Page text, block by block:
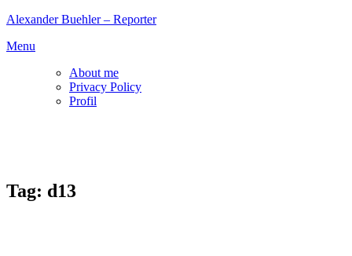
Skip
content
Alexander Buehler – Reporter
Menu
About me
Privacy Policy
Profil
Tag: d13